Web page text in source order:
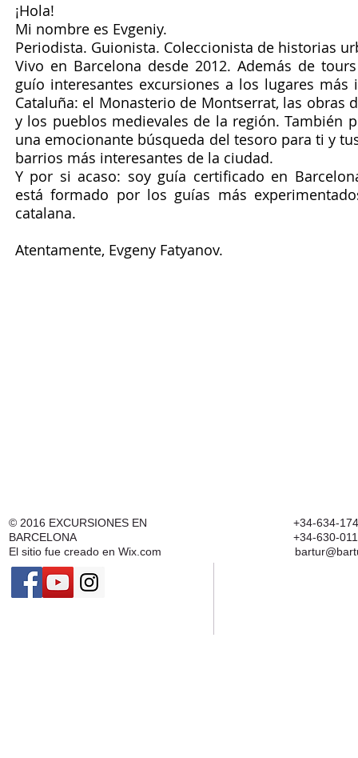
¡Hola!
Mi nombre es Evgeniy.
Periodista. Guionista. Coleccionista de historias
Vivo en Barcelona desde 2012. Además de
guío interesantes excursiones a los lugares más
Cataluña: el Monasterio de Montserrat, las obras
y los pueblos medievales de la región. También
una emocionante búsqueda del tesoro para ti y
barrios más interesantes de la ciudad.
Y por si acaso: soy guía certificado en
está formado por los guías más
catalana.
Atentamente, Evgeny Fatyanov.
© 2016 EXCURSIONES EN
BARCELONA
El sitio fue creado en Wix.com
+34-634-
+34-630-